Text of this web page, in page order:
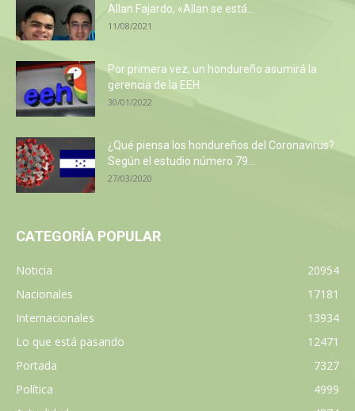
Allan Fajardo, «Allan se está...
11/08/2021
Por primera vez, un hondureño asumirá la
gerencia de la EEH
30/01/2022
¿Qué piensa los hondureños del Coronavirus?
Según el estudio número 79...
27/03/2020
CATEGORÍA POPULAR
Noticia
20954
Nacionales
17181
Internacionales
13934
Lo que está pasando
12471
Portada
7327
Política
4999